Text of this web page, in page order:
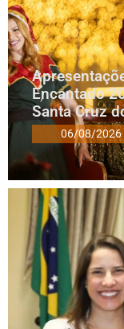
Encantado
Santa Cruz
06/08/2026